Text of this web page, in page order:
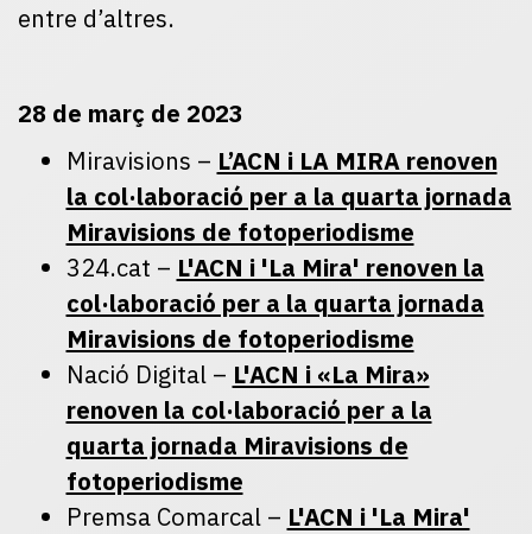
entre d’altres.
28 de març de 2023
Miravisions – L’ACN i LA MIRA renoven
la col·laboració per a la quarta jornada
Miravisions de fotoperiodisme
324.cat – L'ACN i 'La Mira' renoven la
col·laboració per a la quarta jornada
Miravisions de fotoperiodisme
Nació Digital – L'ACN i «La Mira»
renoven la col·laboració per a la
quarta jornada Miravisions de
fotoperiodisme
Premsa Comarcal – L'ACN i 'La Mira'